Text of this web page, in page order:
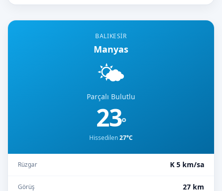
BALIKESIR
Manyas
🌤️
Parçalı Bulutlu
23°
Hissedilen27°C
Rüzgar K 5 km/sa
Görüş 27 km